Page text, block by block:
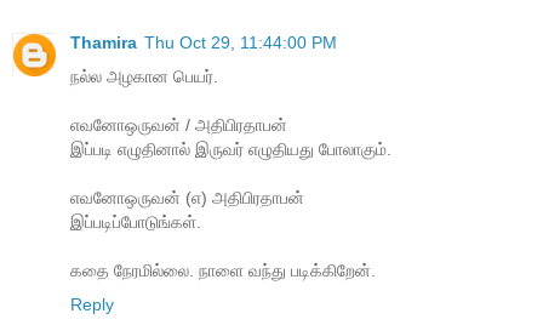
Thamira Thu Oct 29, 11:44:00 PM
நல்ல அழகான பெயர்.
எவனோஒருவன் / அதிபிரதாபன்
இப்படி எழுதினால் இருவர் எழுதியது போலாகும்.
எவனோஒருவன் (எ) அதிபிரதாபன்
இப்படிப்போடுங்கள்.
கதை நேரமில்லை. நாளை வந்து படிக்கிறேன்.
Reply